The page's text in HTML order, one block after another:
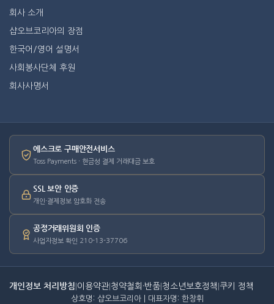
회사 소개
샵오브코리아의 장점
한국어/영어 설명서
사회봉사단체 후원
회사사명서
에스크로 구매안전서비스
Toss Payments · 현금성 결제 거래대금 보호
SSL 보안 인증
개인·결제정보 암호화 전송
공정거래위원회 인증
사업자정보 확인 210-13-37706
개인정보 처리방침 이용약관 청약철회·반품 청소년보호정책 쿠키 정책
상호명: 샵오브코리아 | 대표자명: 한창휘